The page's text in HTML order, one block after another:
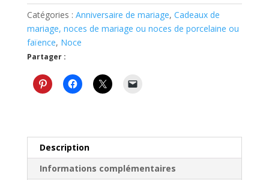
mariage,
porcelaine
faïence
décoration
Catégories : Anniversaire de mariage, Cadeaux de
mariage, noces de mariage ou noces de porcelaine ou
faïence, Noce
Partager :
Description
Informations complémentaires